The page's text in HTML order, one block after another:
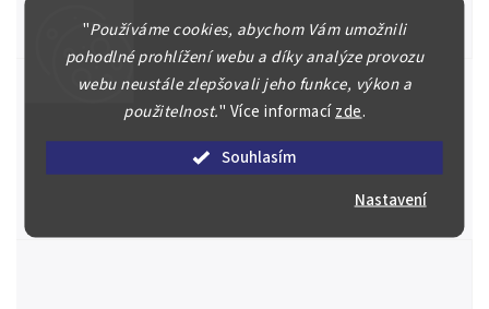
"Používáme cookies, abychom Vám umožnili
pohodlné prohlížení webu a díky analýze provozu
webu neustále zlepšovali jeho funkce, výkon a
použitelnost." Více informacízde.
Souhlasím
Nastavení
aukci nebo Vám poradíme kam investovat.
Jsme zde pro Vás nepřetržitě již od roku 2000
Během té doby jsme v našich aukcích prodali významné sbírky i
jednotlivé kusy unikátních mincí, bankovek, řádů a vyznamenání